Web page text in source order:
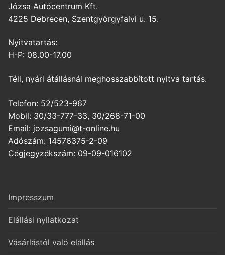
Józsa Autócentrum Kft.
4225 Debrecen, Szentgyörgyfalvi u. 15.
Nyitvatartás:
H-P: 08.00-17.00
Téli, nyári átállásnál meghosszabbított nyitva tartás.
Telefon: 52/523-967
Mobil: 30/33-777-33, 30/268-71-00
Email: jozsagumi@t-online.hu
Adószám: 14576375-2-09
Cégjegyzékszám: 09-09-016102
Impresszum
Elállási nyilatkozat
Vásárlástól való elállás